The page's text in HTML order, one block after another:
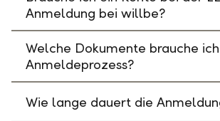
Anmeldung bei willbe?
Welche Dokumente brauche
Anmeldeprozess?
Wie lange dauert die